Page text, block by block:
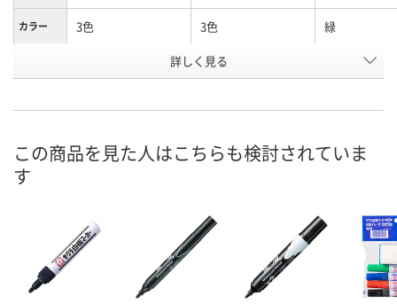
カラー 3色 3色 緑
HK87686 9830096
カ
詳しく見る
この商品を見た人はこちらも検討されていま
す